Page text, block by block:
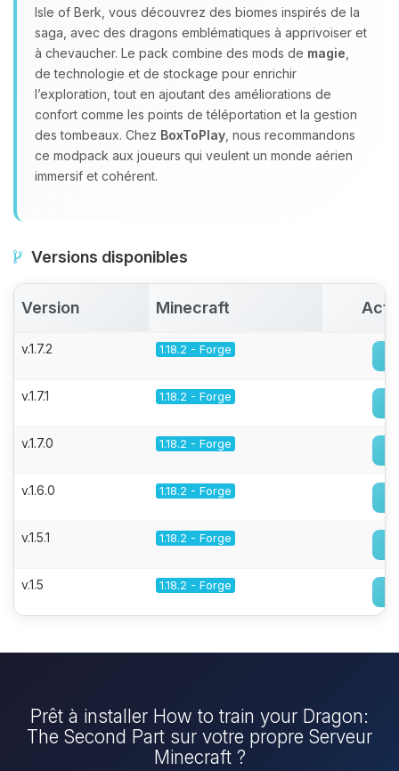
Isle of Berk, vous découvrez des biomes inspirés de la
saga, avec des dragons emblématiques à apprivoiser et
à chevaucher. Le pack combine des mods de magie
de technologie et de stockage pour enrichir
l’exploration, tout en ajoutant des améliorations de
confort comme les points de téléportation et la gestion
des tombeaux. Chez BoxToPlay , nous recommandons
ce modpack aux joueurs qui veulent un monde aérien
immersif et cohérent.
Versions disponibles
Version Minecraft
v.1.7.2 1.18.2 - Forge
v.1.7.1 1.18.2 - Forge
v.1.7.0 1.18.2 - Forge
v.1.6.0 1.18.2 - Forge
v.1.5.1 1.18.2 - Forge
v.1.5 1.18.2 - Forge
Prêt à installer How to train your Dragon:
The Second Part sur votre propre Serveur
Minecraft ?